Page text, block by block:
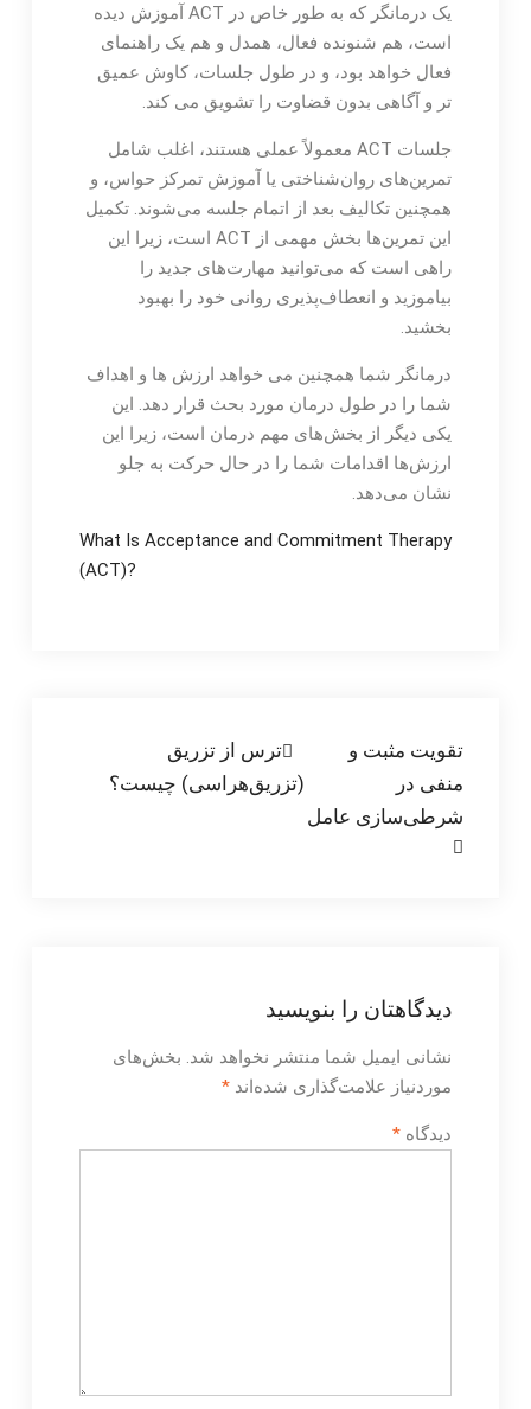
یک درمانگر که به طور خاص در ACT آموزش دیده
است، هم شنونده فعال، همدل و هم یک راهنمای
فعال خواهد بود، و در طول جلسات، کاوش عمیق
تر و آگاهی بدون قضاوت را تشویق می کند.
جلسات ACT معمولاً عملی هستند، اغلب شامل
تمرین‌های روان‌شناختی یا آموزش تمرکز حواس، و
همچنین تکالیف بعد از اتمام جلسه می‌شوند. تکمیل
این تمرین‌ها بخش مهمی از ACT است، زیرا این
راهی است که می‌توانید مهارت‌های جدید را
بیاموزید و انعطاف‌پذیری روانی خود را بهبود
بخشید.
درمانگر شما همچنین می خواهد ارزش ها و اهداف
شما را در طول درمان مورد بحث قرار دهد. این
یکی دیگر از بخش‌های مهم درمان است، زیرا این
ارزش‌ها اقدامات شما را در حال حرکت به جلو
نشان می‌دهد.
What Is Acceptance and Commitment Therapy
(ACT)?
راهبری
نوشته
ترس از تزریق
(تزریق‌هراسی) چیست؟
تقویت مثبت و
منفی در
شرطی‌سازی عامل
دیدگاهتان را بنویسید
نشانی ایمیل شما منتشر نخواهد شد. بخش‌های
موردنیاز علامت‌گذاری شده‌اند *
دیدگاه *